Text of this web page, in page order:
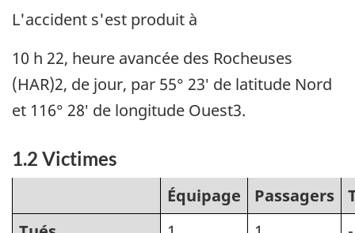
L'accident s'est produit à
10 h 22, heure avancée des Rocheuses
(HAR)2, de jour, par 55° 23′ de latitude Nord
et 116° 28′ de longitude Ouest3.
1.2 Victimes
Équipage Passagers